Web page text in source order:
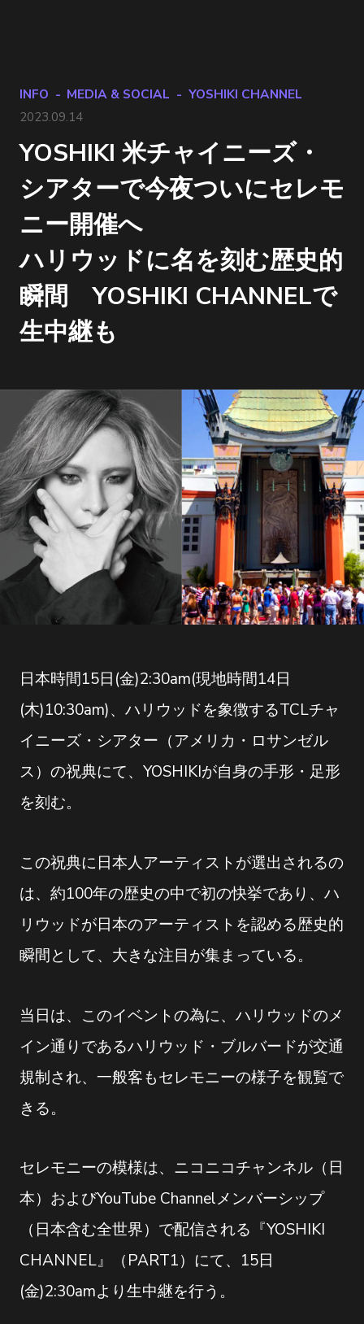
INFO MEDIA & SOCIAL
YOSHIKI CHANNEL
2023.09.14
YOSHIKI 米チャイニーズ・
シアターで今夜ついにセレモ
ニー開催へ
ハリウッドに名を刻む歴史的
瞬間 YOSHIKI CHANNELで
生中継も
日本時間15日(金)2:30am(現地時間14日
(木)10:30am)、ハリウッドを象徴するTCLチャ
イニーズ・シアター（アメリカ・ロサンゼル
ス）の祝典にて、YOSHIKIが自身の手形・足形
を刻む。
この祝典に日本人アーティストが選出されるの
は、約100年の歴史の中で初の快挙であり、ハ
リウッドが日本のアーティストを認める歴史的
瞬間として、大きな注目が集まっている。
当日は、このイベントの為に、ハリウッドのメ
イン通りであるハリウッド・ブルバードが交通
規制され、一般客もセレモニーの様子を観覧で
きる。
セレモニーの模様は、ニコニコチャンネル（日
本）およびYouTube Channelメンバーシップ
（日本含む全世界）で配信される『YOSHIKI
CHANNEL』（PART1）にて、15日
(金)2:30amより生中継を行う。